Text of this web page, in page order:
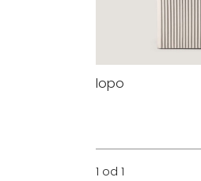
lopo
1 od 1